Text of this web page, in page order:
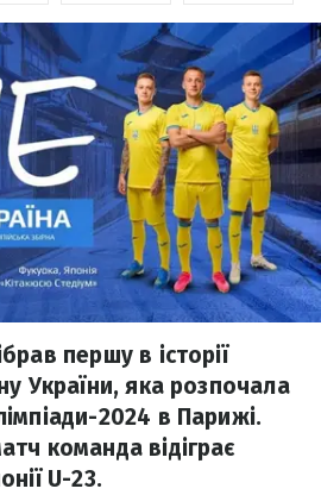
першу в історії
України, яка розпочала
2024 в Парижі.
команда відіграє
U-23.